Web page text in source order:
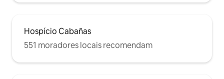
Hospício Cabañas
551 moradores locais recomendam